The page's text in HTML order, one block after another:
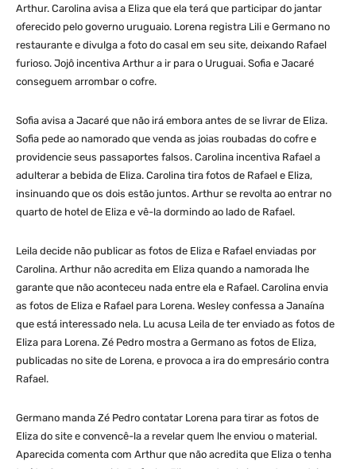
Arthur. Carolina avisa a Eliza que ela terá que participar do jantar
oferecido pelo governo uruguaio. Lorena registra Lili e Germano no
restaurante e divulga a foto do casal em seu site, deixando Rafael
furioso. Jojô incentiva Arthur a ir para o Uruguai. Sofia e Jacaré
conseguem arrombar o cofre.
Sofia avisa a Jacaré que não irá embora antes de se livrar de Eliza.
Sofia pede ao namorado que venda as joias roubadas do cofre e
providencie seus passaportes falsos. Carolina incentiva Rafael a
adulterar a bebida de Eliza. Carolina tira fotos de Rafael e Eliza,
insinuando que os dois estão juntos. Arthur se revolta ao entrar no
quarto de hotel de Eliza e vê-la dormindo ao lado de Rafael.
Leila decide não publicar as fotos de Eliza e Rafael enviadas por
Carolina. Arthur não acredita em Eliza quando a namorada lhe
garante que não aconteceu nada entre ela e Rafael. Carolina envia
as fotos de Eliza e Rafael para Lorena. Wesley confessa a Janaína
que está interessado nela. Lu acusa Leila de ter enviado as fotos de
Eliza para Lorena. Zé Pedro mostra a Germano as fotos de Eliza,
publicadas no site de Lorena, e provoca a ira do empresário contra
Rafael.
Germano manda Zé Pedro contatar Lorena para tirar as fotos de
Eliza do site e convencê-la a revelar quem lhe enviou o material.
Aparecida comenta com Arthur que não acredita que Eliza o tenha